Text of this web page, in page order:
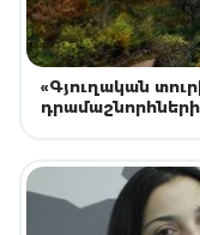
«Գյուղական